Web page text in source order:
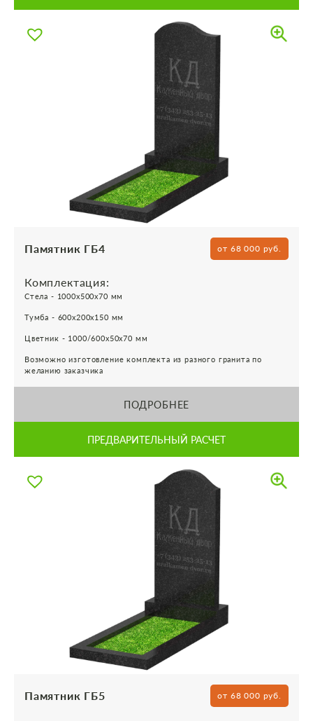
Памятник ГБ4 от 68 000 руб.
Комплектация:
Стела - 1000х500х70 мм
Тумба - 600х200х150 мм
Цветник - 1000/600х50х70 мм
Возможно изготовление комплекта из разного гранита по
желанию заказчика
ПОДРОБНЕЕ
ПРЕДВАРИТЕЛЬНЫЙ РАСЧЕТ
Памятник ГБ5 от 68 000 руб.